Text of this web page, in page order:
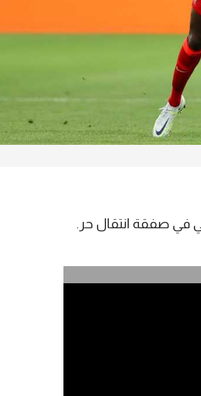
في صفقة انتقال حر.